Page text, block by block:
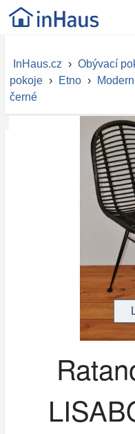
InHaus.cz › Obývací
pokoje › Etno ›
černé